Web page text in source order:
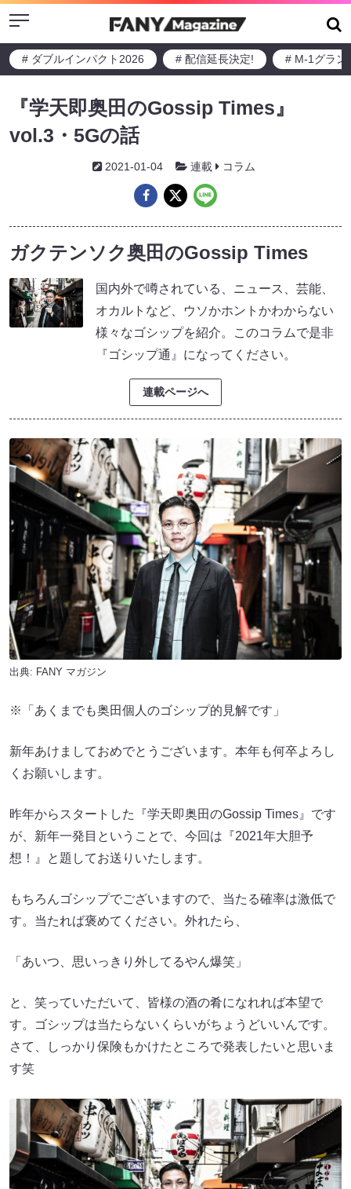
Menu
# ダブルインパクト2026 # 配信延長決定! # M-1グラン
『学天即奥田のGossip Times』
vol.3・5Gの話
2021-01-04 連載 コラム
ガクテンソク奥田のGossip Times
国内外で噂されている、ニュース、芸能、
オカルトなど、ウソかホントかわからない
様々なゴシップを紹介。このコラムで是非
『ゴシップ通』になってください。
連載ページへ
出典: FANY マガジン
※「あくまでも奥田個人のゴシップ的見解です」
新年あけましておめでとうございます。本年も何卒よろし
くお願いします。
昨年からスタートした『学天即奥田のGossip Times』です
が、新年一発目ということで、今回は『2021年大胆予
想！』と題してお送りいたします。
もちろんゴシップでございますので、当たる確率は激低で
す。当たれば褒めてください。外れたら、
「あいつ、思いっきり外してるやん爆笑」
と、笑っていただいて、皆様の酒の肴になれれば本望で
す。ゴシップは当たらないくらいがちょうどいいんです。
さて、しっかり保険もかけたところで発表したいと思いま
す笑